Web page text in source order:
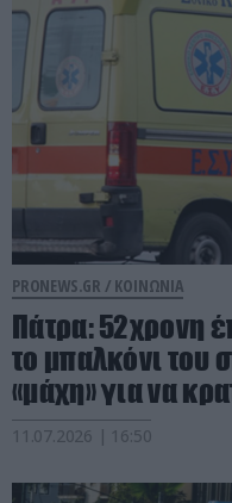
PRONEWS.GR / ΚΟΙΝΩΝΙΑ
Πάτρα: 52χρονη
το μπαλκόνι του
«μάχη» για να
11.07.2026 | 16:50